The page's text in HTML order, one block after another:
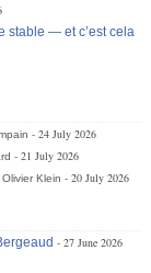
stable — et c’est cela
24 July 2026
21 July 2026
Olivier Klein 20 July 2026
27 June 2026